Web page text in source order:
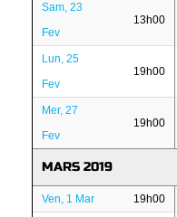
Sam, 23
Fev
13h00
Lun, 25
Fev
19h00
Mer, 27
Fev
19h00
MARS 2019
Ven, 1 Mar 19h00